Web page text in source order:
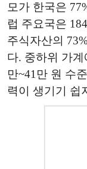
모가 한국은
럽 주요국은
주식자산의
다. 중하위 가
만~41만 원 수
력이 생기기 쉽